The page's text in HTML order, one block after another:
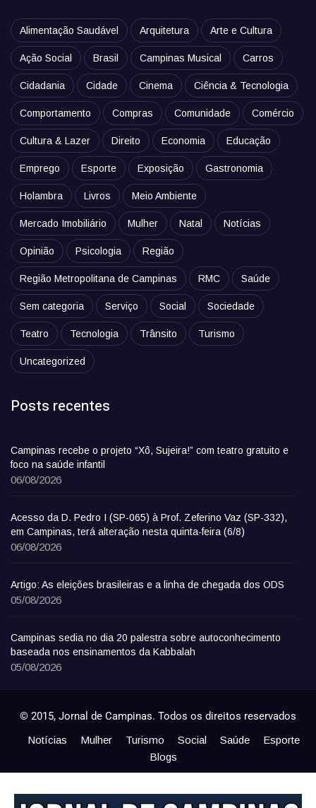
Alimentação Saudável Arquitetura Arte e Cultura
Ação Social Brasil Campinas Musical Carros
Cidadania Cidade Cinema Ciência & Tecnologia
Comportamento Compras Comunidade Comércio
Cultura & Lazer Direito Economia Educação
Emprego Esporte Exposição Gastronomia
Holambra Livros Meio Ambiente
Mercado Imobiliário Mulher Natal Notícias
Opinião Psicologia Região
Região Metropolitana de Campinas RMC Saúde
Sem categoria Serviço Social Sociedade
Teatro Tecnologia Trânsito Turismo
Uncategorized
Posts recentes
Campinas recebe o projeto “Xô, Sujeira!” com teatro gratuito e
foco na saúde infantil
06/08/2026
Acesso da D. Pedro I (SP-065) à Prof. Zeferino Vaz (SP-332),
em Campinas, terá alteração nesta quinta-feira (6/8)
06/08/2026
Artigo: As eleições brasileiras e a linha de chegada dos ODS
05/08/2026
Campinas sedia no dia 20 palestra sobre autoconhecimento
baseada nos ensinamentos da Kabbalah
05/08/2026
© 2015, Jornal de Campinas. Todos os direitos reservados
Notícias Mulher Turismo Social Saúde
Esporte
Blogs